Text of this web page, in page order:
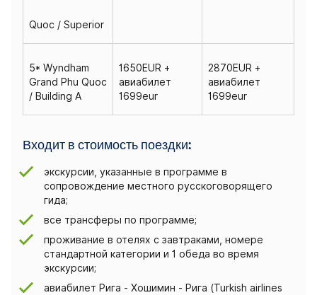
Quoc / Superior
5* Wyndham
Grand Phu Quoc
/ Building A
1650EUR +
авиабилет
1699eur
2870EUR +
авиабилет
1699eur
Входит в стоимость поездки:
экскурсии, указанные в программе в
сопровождение местного русскоговорящего
гида;
все трансферы по программе;
проживание в отелях с завтраками, номере
стандартной категории и 1 обедa во время
экскурсии;
авиабилет Рига - Хошимин - Рига (Turkish airlines